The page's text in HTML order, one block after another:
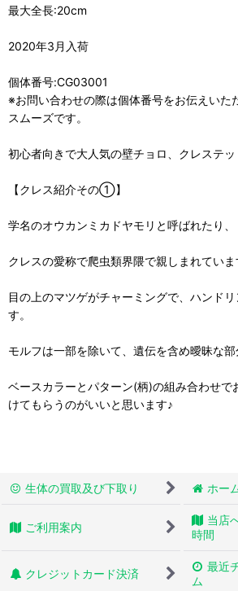
最大全長:20cm
2020年3月入荷
個体番号:CG03001
※お問い合わせの際は個体番号をお伝えいた
スムーズです。
初心者向きで大人気の壁チョロ、クレステッ
【クレス紹介その➀】
学名のオウカンミカドヤモリと呼ばれたり、
クレスの愛称で爬虫類界隈で親しまれていま
目の上のマツゲがチャーミングで、ハンド
す。
モルフは一部を除いて、遺伝を含め曖昧な部
ベースカラーとパターン(柄)の組み合わせで
けてもらうのがいいと思います♪
生体の買取及び下取り ホー
ご利用案内
当店
時間
クレジットカード決済
最近
ム